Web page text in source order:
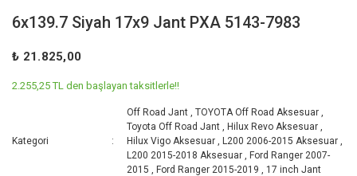
6x139.7 Siyah 17x9 Jant PXA 5143-7983
₺ 21.825,00
2.255,25 TL den başlayan taksitlerle!!
Kategori
Off Road Jant ,TOYOTA Off Road Aksesuar
Toyota Off Road Jant
,Hilux Revo Aksesuar
Hilux Vigo Aksesuar
,L200 2006-2015 Aksesuar
L200 2015-2018 Aksesuar
,Ford Ranger 2007-
2015
,Ford Ranger 2015-2019
17 inch Jant